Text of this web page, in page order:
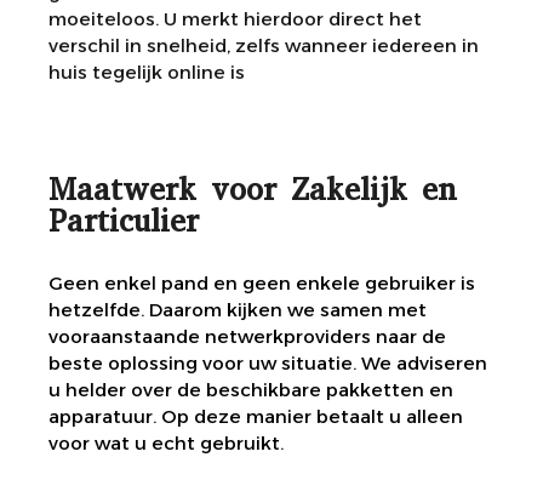
moeiteloos. U merkt hierdoor direct het
verschil in snelheid, zelfs wanneer iedereen in
huis tegelijk online is
Maatwerk voor Zakelijk en
Particulier
Geen enkel pand en geen enkele gebruiker is
hetzelfde. Daarom kijken we samen met
vooraanstaande netwerkproviders naar de
beste oplossing voor uw situatie. We adviseren
u helder over de beschikbare pakketten en
apparatuur. Op deze manier betaalt u alleen
voor wat u echt gebruikt.